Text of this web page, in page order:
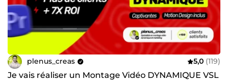
plenus_creas 5,0 (119)
Je vais réaliser un Montage Vidéo DYNAMIQUE VSL